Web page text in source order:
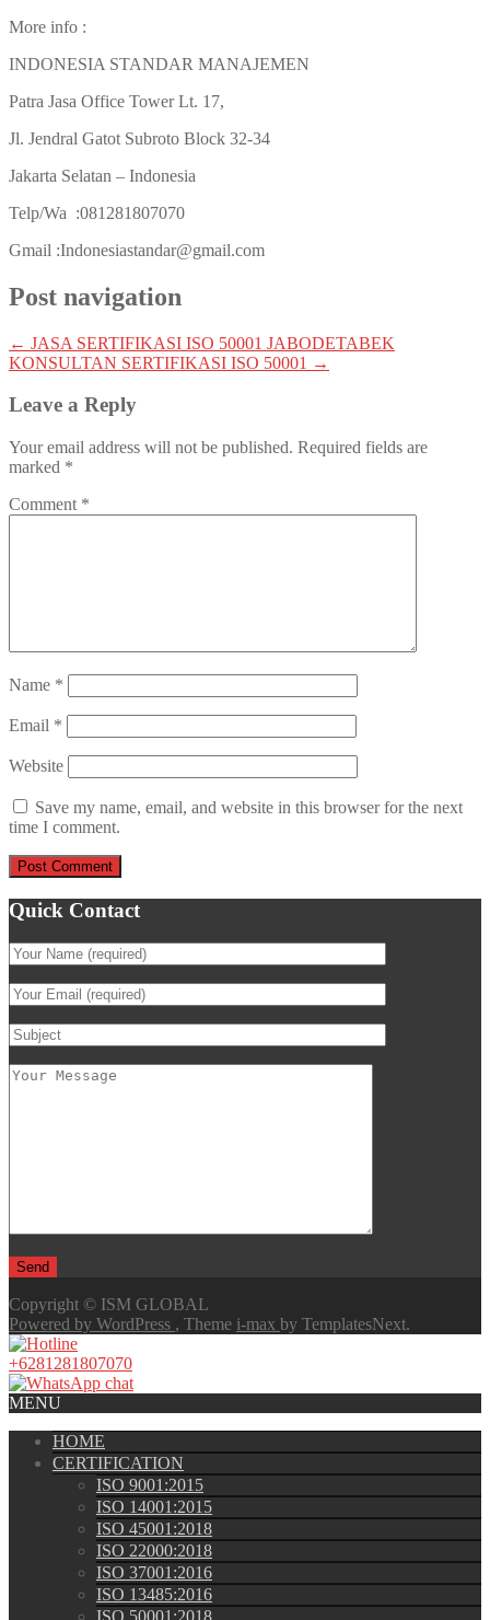
More info :
INDONESIA STANDAR MANAJEMEN
Patra Jasa Office Tower Lt. 17,
Jl. Jendral Gatot Subroto Block 32-34
Jakarta Selatan – Indonesia
Telp/Wa :081281807070
Gmail :Indonesiastandar@gmail.com
Post navigation
← JASA SERTIFIKASI ISO 50001 JABODETABEK
KONSULTAN SERTIFIKASI ISO 50001 →
Leave a Reply
Your email address will not be published. Required fields are
marked *
Comment *
Name *
Email *
Website
Save my name, email, and website in this browser for the next
time I comment.
Quick Contact
Copyright © ISM GLOBAL
Powered by WordPress , Theme i-max by TemplatesNext.
+6281281807070
MENU
HOME
CERTIFICATION
ISO 9001:2015
ISO 14001:2015
ISO 45001:2018
ISO 22000:2018
ISO 37001:2016
ISO 13485:2016